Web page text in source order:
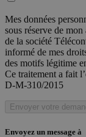
Mes données
sous réserve de
de la société
informé de mes
des motifs légitime
Ce traitement a fait
D-M-310/2015
Envoyer votre
Envoyez un message à